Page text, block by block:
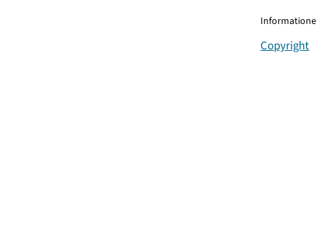
Copyright